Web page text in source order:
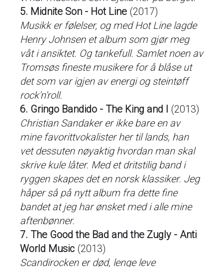
5. Midnite Son - Hot Line (2017)
Musikk er følelser, og med Hot Line lagde
Henry Johnsen et album som gjør meg
våt i ansiktet. Og tankefull. Samlet noen av
Tromsøs fineste musikere for å blåse ut
det som var igjen av energi og steintøff
rock'n'roll.
6. Gringo Bandido - The King and I (2013)
Christian Sandaker er ikke bare en av
mine favorittvokalister her til lands, han
vet dessuten nøyaktig hvordan man skal
skrive kule låter. Med et dritstilig band i
ryggen skapes det en norsk klassiker. Jeg
håper så på nytt album fra dette fine
bandet at jeg har ønsket med i alle mine
aftenbønner.
7. The Good the Bad and the Zugly - Anti
World Music (2013)
Scandirocken er død, lenge leve